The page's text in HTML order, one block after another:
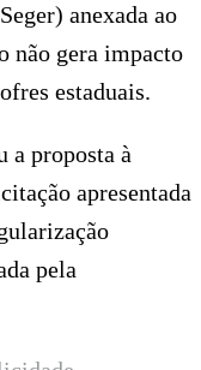
anexada ao
não gera impacto
estaduais.
a proposta à
apresentada
pela